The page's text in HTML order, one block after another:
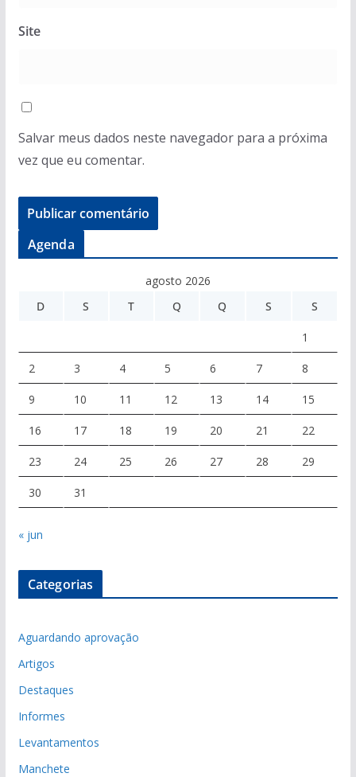
Site
Salvar meus dados neste navegador para a próxima
vez que eu comentar.
Agenda
agosto 2026
D
S T Q Q S S
1
2 3 4 5 6 7 8
9 10 11 12 13 14 15
16 17 18 19 20 21 22
23 24 25 26 27 28 29
30 31
« jun
Categorias
Aguardando aprovação
Artigos
Destaques
Informes
Levantamentos
Manchete